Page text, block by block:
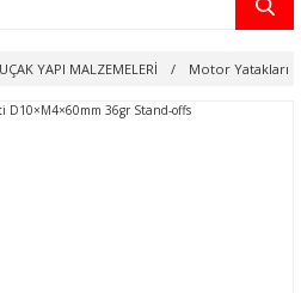
UÇAK YAPI MALZEMELERİ Motor Yatakları